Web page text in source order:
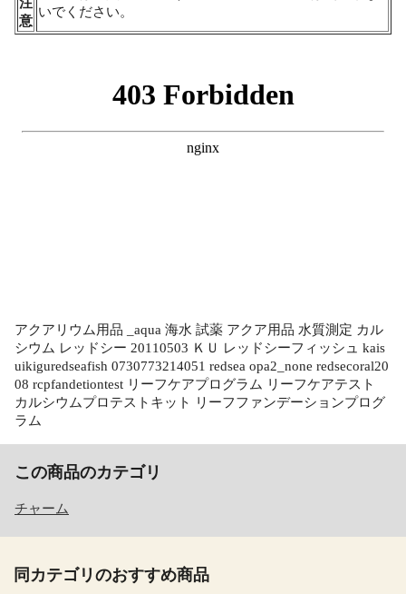
注
意
いでください。
アクアリウム用品 _aqua 海水 試薬 アクア用品 水質測定 カル
シウム レッドシー 20110503 ＫＵ レッドシーフィッシュ kais
uikiguredseafish 0730773214051 redsea opa2_none redsecoral20
08 rcpfandetiontest リーフケアプログラム リーフケアテスト
カルシウムプロテストキット リーフファンデーションプログ
ラム
この商品のカテゴリ
チャーム
同カテゴリのおすすめ商品